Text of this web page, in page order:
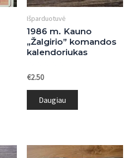
Išparduotuvė
1986 m. Kauno
„Žalgirio” komandos
kalendoriukas
Įvertinimas:
iš
€2.50
Daugiau